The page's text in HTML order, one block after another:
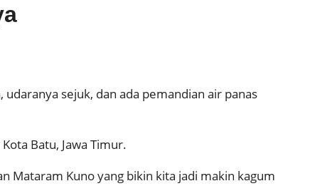
sejuk, dan ada pemandian air panas
Batu, Jawa Timur.
Mataram Kuno yang bikin kita jadi makin kagum